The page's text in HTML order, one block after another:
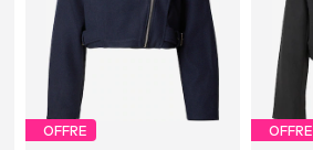
OFFRE OFFRE